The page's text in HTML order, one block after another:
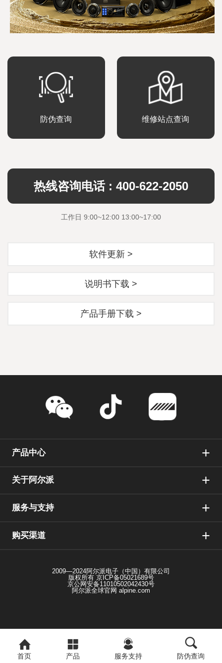
防伪查询 维修站点查询
热线咨询电话 : 400-622-2050
工作日 9:00~12:00 13:00~17:00
软件更新 >
说明书下载 >
产品手册下载 >
产品中心
关于阿尔派
服务与支持
购买渠道
2009—2024阿尔派电子（中国）有限公司
版权所有 京ICP备05021689号
京公网安备11010502042430号
阿尔派全球官网 alpine.com
首页 产品 服务支持 防伪查询